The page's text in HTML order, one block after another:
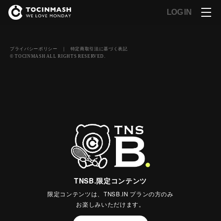
LOG IN
TNSB.限定コンテンツ
限定コンテンツは、TNSB.IN プランの方のみ
お楽しみいただけます。
プライバシーポリシー ｜ 特定商取引法に基づく表記
© TOCINMASH ALL RIGHTS RESERVED.